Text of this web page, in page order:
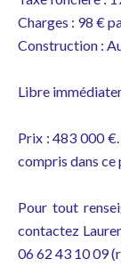
Charges : 98 €
Construction :
Libre
Prix : 483 000
compris dans ce
Pour tout
contactez
06 62 43 10 09